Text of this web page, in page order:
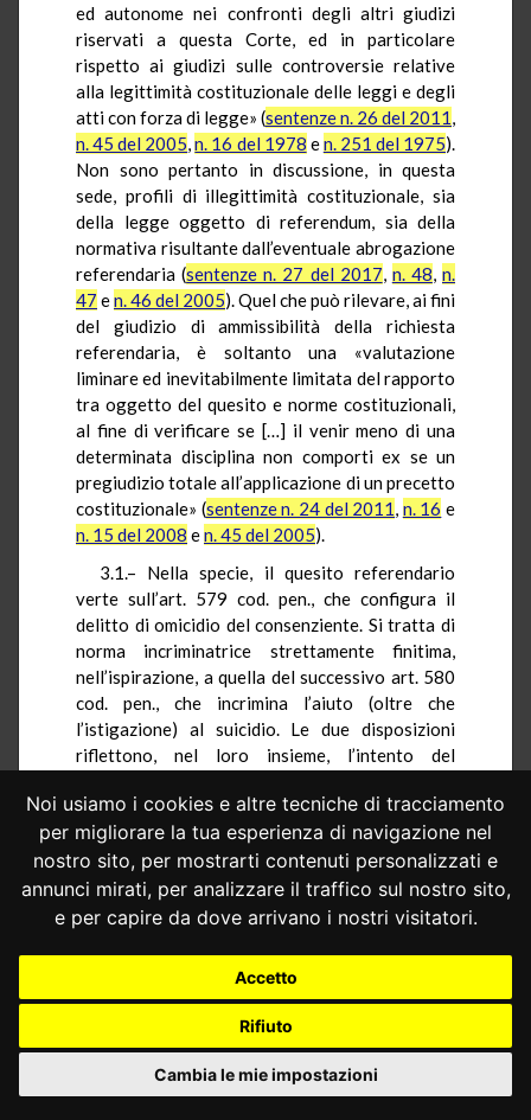
Noi usiamo i cookies e altre tecniche di tracciamento
per migliorare la tua esperienza di navigazione nel
nostro sito, per mostrarti contenuti personalizzati e
annunci mirati, per analizzare il traffico sul nostro sito,
e per capire da dove arrivano i nostri visitatori.
Accetto
Rifiuto
Cambia le mie impostazioni
ed autonome nei confronti degli altri giudizi
riservati a questa Corte, ed in particolare
rispetto ai giudizi sulle controversie relative
alla legittimità costituzionale delle leggi e degli
atti con forza di legge» (sentenze n. 26 del 2011,
n. 45 del 2005,n. 16 del 1978 en. 251 del 1975).
Non sono pertanto in discussione, in questa
sede, profili di illegittimità costituzionale, sia
della legge oggetto di referendum, sia della
normativa risultante dall’eventuale abrogazione
referendaria (sentenze n. 27 del 2017, n. 48, n.
47 en. 46 del 2005). Quel che può rilevare, ai fini
del giudizio di ammissibilità della richiesta
referendaria, è soltanto una «valutazione
liminare ed inevitabilmente limitata del rapporto
tra oggetto del quesito e norme costituzionali,
al fine di verificare se […] il venir meno di una
determinata disciplina non comporti ex se un
pregiudizio totale all’applicazione di un precetto
costituzionale» (sentenze n. 24 del 2011, n. 16 e
n. 15 del 2008 en. 45 del 2005).
3.1.– Nella specie, il quesito referendario
verte sull’art. 579 cod. pen., che configura il
delitto di omicidio del consenziente. Si tratta di
norma incriminatrice strettamente finitima,
nell’ispirazione, a quella del successivo art. 580
cod. pen., che incrimina l’aiuto (oltre che
l’istigazione) al suicidio. Le due disposizioni
riflettono, nel loro insieme, l’intento del
tutelare la vita umana anche nei casi in cui il
titolare del diritto intenderebbe rinunciarvi, sia
manu alius, sia manu propria, ma con l’ausilio di
altri. Esclusa una reazione sanzionatoria nei
confronti dello stesso autore dell’atto
rimasto allo stadio del tentativo), il legislatore
erige una “cintura di protezione” indiretta
inibendo, comunque sia, ai terzi di cooperarvi,
sotto minaccia di sanzione penale.